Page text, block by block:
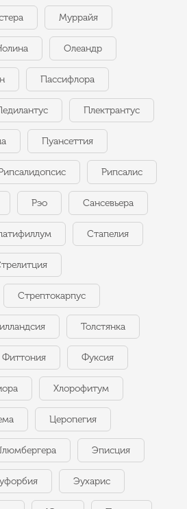
Муррайя
Олеандр
Пассифлора
Плектрантус
Пуансеттия
Рипсалис
Рэо Сансевьера
Стапелия
Стрептокарпус
Толстянка
Фиттония Фуксия
Хлорофитум
Церопегия
Эписция
Эухарис